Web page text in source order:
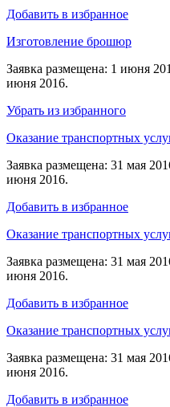
Добавить в избранное
Изготовление брошюр
Заявка размещена: 1 июня
июня 2016.
Убрать из избранного
Оказание транспортных
Заявка размещена: 31 мая
июня 2016.
Добавить в избранное
Оказание транспортных
Заявка размещена: 31 мая
июня 2016.
Добавить в избранное
Оказание транспортных
Заявка размещена: 31 мая
июня 2016.
Добавить в избранное